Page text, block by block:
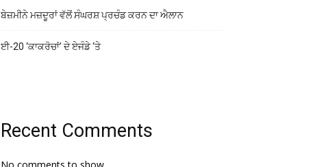
ਬੇਜ਼ਮੀਨੇ ਮਜ਼ਦੂਰਾਂ ਵੱਲੋਂ ਸੰਘਰਸ਼ ਪ੍ਰਚੰਡ ਕਰਨ ਦਾ ਐਲਾਨ
ਈ-20 ‘ਕਾਕਰੋਚਾਂ’ ਦੇ ਏਜੰਡੇ ‘ਤੇ
Recent Comments